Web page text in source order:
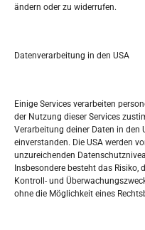
ändern oder zu widerrufen.
Datenverarbeitung in den USA
Einige Services verarbeiten
der Nutzung dieser Services
Verarbeitung deiner Daten in den
einverstanden. Die USA werden
unzureichenden
Insbesondere besteht das Risiko,
Kontroll- und
ohne die Möglichkeit eines
S
M D M
4 5 6